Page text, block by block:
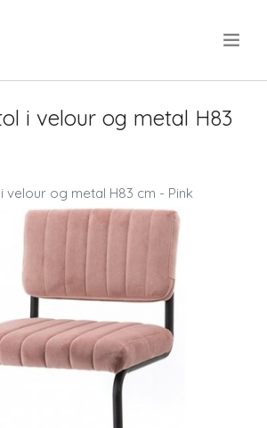
i velour og metal H83
velour og metal H83 cm - Pink